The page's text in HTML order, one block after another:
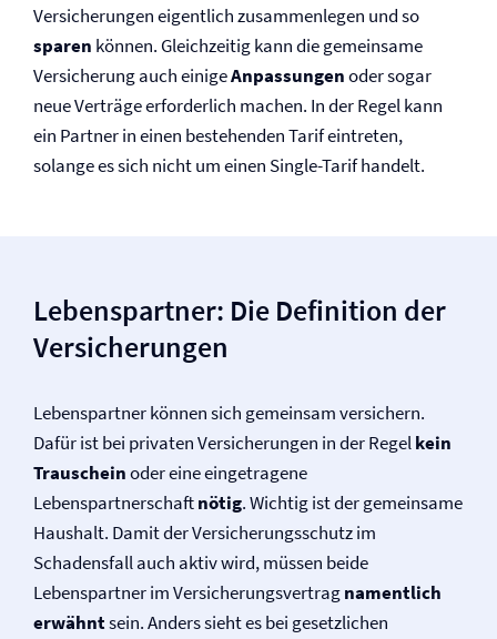
Versicherungen eigentlich zusammenlegen und so
sparen können. Gleichzeitig kann die gemeinsame
Versicherung auch einigeAnpassungenoder sogar
neue Verträge erforderlich machen. In der Regel kann
ein Partner in einen bestehenden Tarif eintreten,
solange es sich nicht um einen Single-Tarif handelt.
Lebenspartner: Die Definition der
Versicherungen
Lebenspartner können sich gemeinsam versichern.
Dafür ist bei privaten Versicherungen in der Regelkein
Trauscheinoder eine eingetragene
Lebenspartnerschaftnötig. Wichtig ist der gemeinsame
Haushalt. Damit der Versicherungsschutz im
Schadensfall auch aktiv wird, müssen beide
Lebenspartner im Versicherungsvertragnamentlich
erwähntsein. Anders sieht es bei gesetzlichen